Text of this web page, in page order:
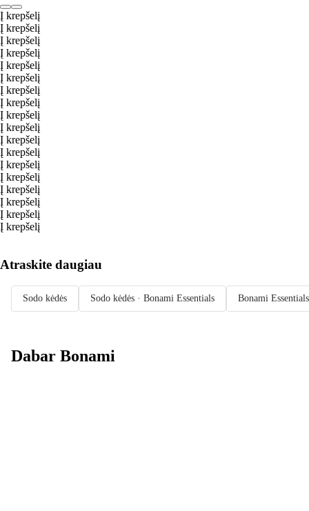
Į krepšelį
Į krepšelį
Į krepšelį
Į krepšelį
Į krepšelį
Į krepšelį
Į krepšelį
Į krepšelį
Į krepšelį
Į krepšelį
Į krepšelį
Į krepšelį
Į krepšelį
Į krepšelį
Į krepšelį
Į krepšelį
Į krepšelį
Į krepšelį
Atraskite daugiau
Sodo kėdės Sodo kėdės · Bonami Essentials Bonami Essentials
Dabar Bonami